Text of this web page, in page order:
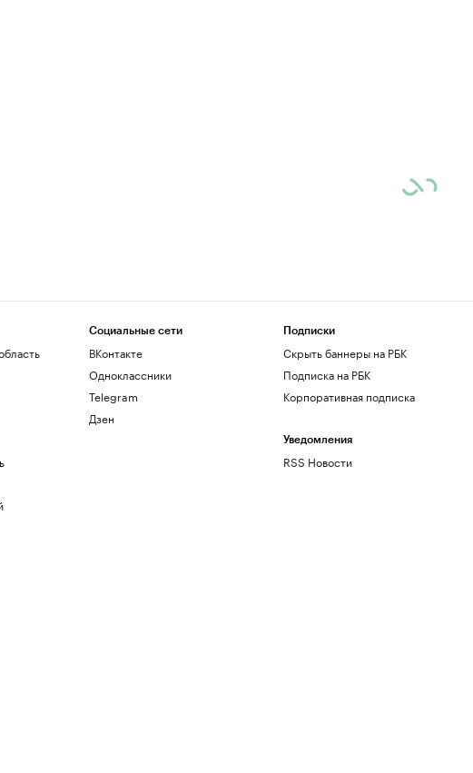
Социальные сети
ВКонтакте
Одноклассники
Telegram
Дзен
Подписки
Скрыть баннеры на РБК
Подписка на РБК
Корпоративная подписка
Уведомления
RSS Новости